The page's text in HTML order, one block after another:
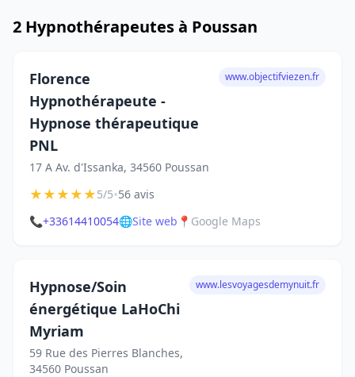
2 Hypnothérapeutes à Poussan
Florence
Hypnothérapeute -
Hypnose thérapeutique
PNL
17 A Av. d'Issanka, 34560 Poussan
www.objectifviezen.fr
★★★★★5/5•56 avis
📞+33614410054🌐Site web 📍 Google Maps
Hypnose/Soin
énergétique LaHoChi
Myriam
59 Rue des Pierres Blanches,
34560 Poussan
www.lesvoyagesdemynuit.fr